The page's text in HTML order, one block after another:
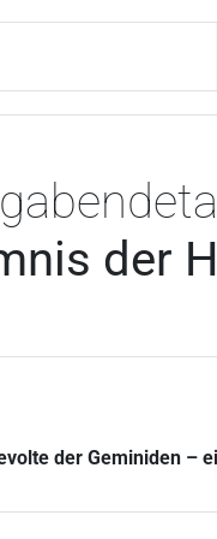
der
der Geminiden –